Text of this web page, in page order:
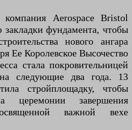
Aerospace Bristol
фундамента, чтобы
нового ангара
Ее Королевское Высочество
стала покровительницей
следующие два года. 13
стройплощадку, чтобы
церемонии завершения
важной вехе